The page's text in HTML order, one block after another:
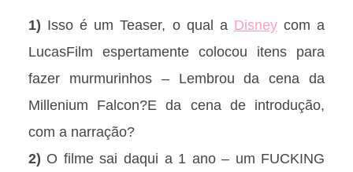
1) Isso é um Teaser, o qual a Disneycom a
LucasFilm espertamente colocou itens para
fazer murmurinhos – Lembrou da cena da
Millenium Falcon?E da cena de introdução,
com a narração?
2) O filme sai daqui a 1 ano – um FUCKING